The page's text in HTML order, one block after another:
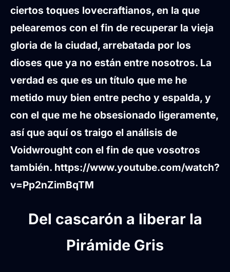
ciertos toques lovecraftianos, en la que
pelearemos con el fin de recuperar la vieja
gloria de la ciudad, arrebatada por los
dioses que ya no están entre nosotros. La
verdad es que es un título que me he
metido muy bien entre pecho y espalda, y
con el que me he obsesionado ligeramente,
así que aquí os traigo el análisis de
Voidwrought con el fin de que vosotros
también. https://www.youtube.com/watch?
v=Pp2nZimBqTM
Del cascarón a liberar la
Pirámide Gris